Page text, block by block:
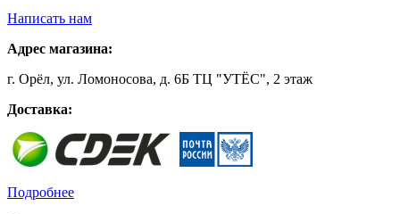
Написать нам
Адрес магазина:
г. Орёл, ул. Ломоносова, д. 6Б ТЦ "УТЁС", 2 этаж
Доставка:
Подробнее